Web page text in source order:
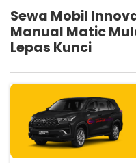
Sewa Mobil
Manual Matic
Lepas Kunci